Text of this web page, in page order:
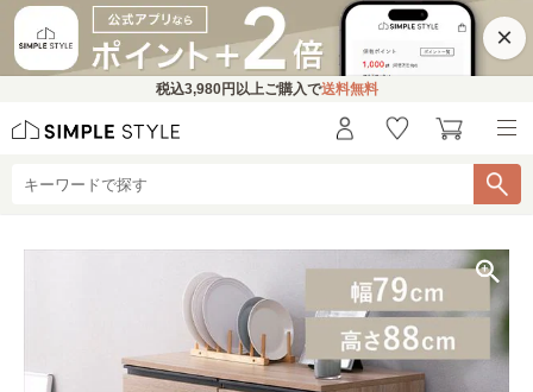
×
税込3,980円 以上ご購入で送料無料